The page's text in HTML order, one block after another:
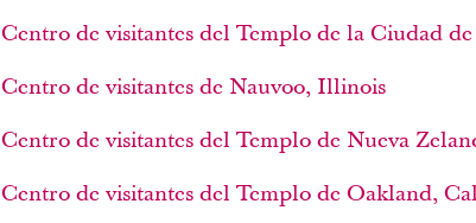
Centro de visitantes del Templo de la Ciudad
Centro de visitantes de Nauvoo, Illinois
Centro de visitantes del Templo de Nueva
Centro de visitantes del Templo de Oakland,